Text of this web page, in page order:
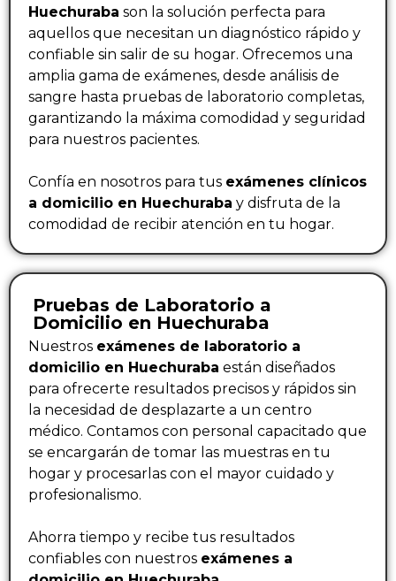
Huechuraba son la solución perfecta para
aquellos que necesitan un diagnóstico rápido y
confiable sin salir de su hogar. Ofrecemos una
amplia gama de exámenes, desde análisis de
sangre hasta pruebas de laboratorio completas,
garantizando la máxima comodidad y seguridad
para nuestros pacientes.
Confía en nosotros para tus exámenes clínicos
a domicilio en Huechuraba y disfruta de la
comodidad de recibir atención en tu hogar.
Pruebas de Laboratorio a
Domicilio en Huechuraba
Nuestros exámenes de laboratorio a
domicilio en Huechuraba están diseñados
para ofrecerte resultados precisos y rápidos sin
la necesidad de desplazarte a un centro
médico. Contamos con personal capacitado que
se encargarán de tomar las muestras en tu
hogar y procesarlas con el mayor cuidado y
profesionalismo.
Ahorra tiempo y recibe tus resultados
confiables con nuestros exámenes a